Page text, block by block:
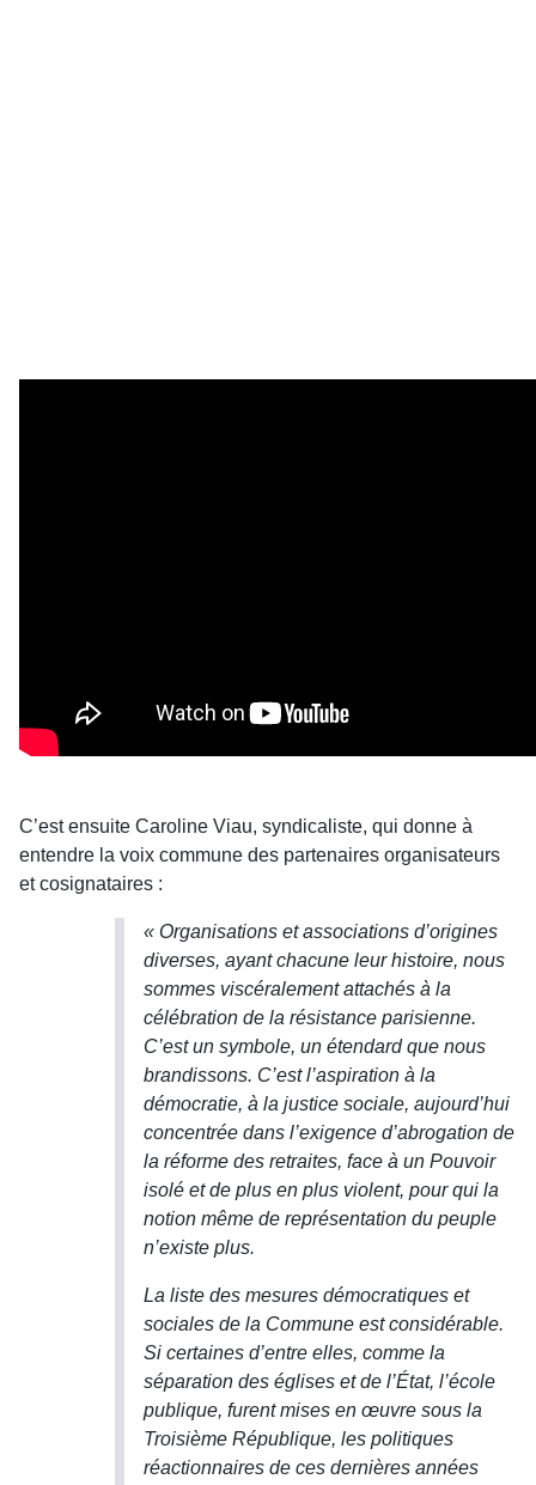
C’est ensuite Caroline Viau, syndicaliste, qui donne à
entendre la voix commune des partenaires organisateurs
et cosignataires :
« Organisations et associations d’origines
diverses, ayant chacune leur histoire, nous
sommes viscéralement attachés à la
célébration de la résistance parisienne.
C’est un symbole, un étendard que nous
brandissons. C’est l’aspiration à la
démocratie, à la justice sociale, aujourd’hui
concentrée dans l’exigence d’abrogation de
la réforme des retraites, face à un Pouvoir
isolé et de plus en plus violent, pour qui la
notion même de représentation du peuple
n’existe plus.
La liste des mesures démocratiques et
sociales de la Commune est considérable.
Si certaines d’entre elles, comme la
séparation des églises et de l’État, l’école
publique, furent mises en œuvre sous la
Troisième République, les politiques
réactionnaires de ces dernières années